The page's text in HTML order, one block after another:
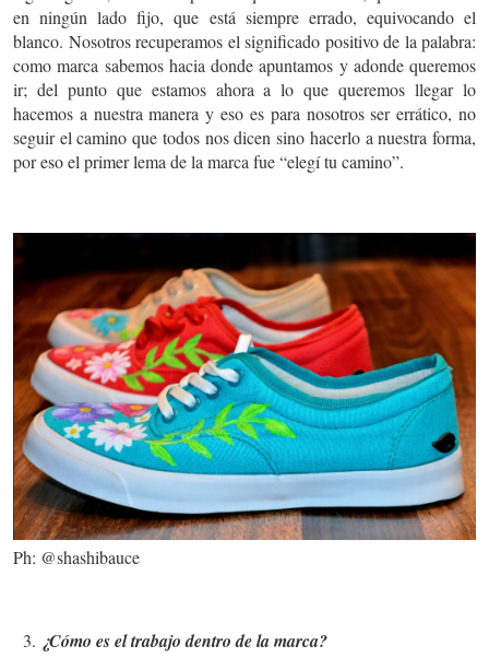
en ningún lado fijo, que está siempre errado, equivocando el
blanco. Nosotros recuperamos el significado positivo de la palabra:
como marca sabemos hacia donde apuntamos y adonde queremos
ir; del punto que estamos ahora a lo que queremos llegar lo
hacemos a nuestra manera y eso es para nosotros ser errático, no
seguir el camino que todos nos dicen sino hacerlo a nuestra forma,
por eso el primer lema de la marca fue “elegí tu camino”.
Ph: @shashibauce
¿Cómo es el trabajo dentro de la marca?